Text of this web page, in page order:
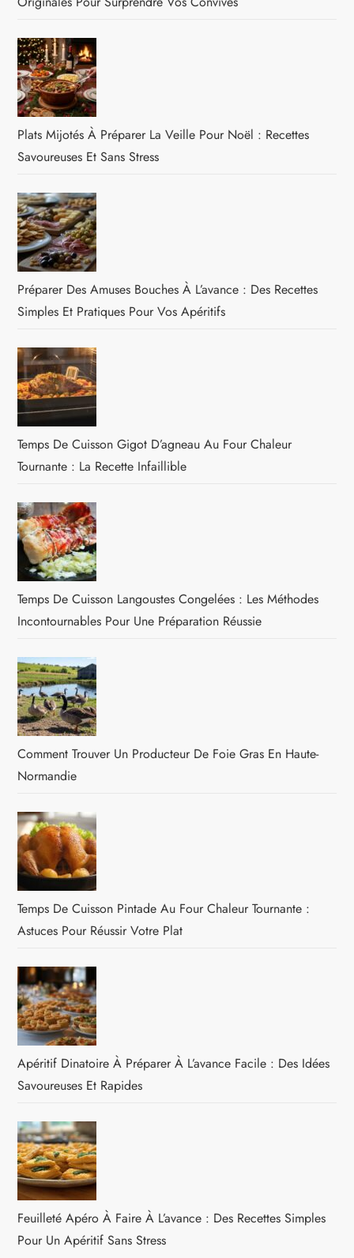
Plats Mijotés À Préparer La Veille Pour Noël : Recettes
Savoureuses Et Sans Stress
Préparer Des Amuses Bouches À L’avance : Des Recettes
Simples Et Pratiques Pour Vos Apéritifs
Temps De Cuisson Gigot D’agneau Au Four Chaleur
Tournante : La Recette Infaillible
Temps De Cuisson Langoustes Congelées : Les Méthodes
Incontournables Pour Une Préparation Réussie
Comment Trouver Un Producteur De Foie Gras En Haute-
Normandie
Temps De Cuisson Pintade Au Four Chaleur Tournante :
Astuces Pour Réussir Votre Plat
Apéritif Dinatoire À Préparer À L’avance Facile : Des Idées
Savoureuses Et Rapides
Feuilleté Apéro À Faire À L’avance : Des Recettes Simples
Pour Un Apéritif Sans Stress